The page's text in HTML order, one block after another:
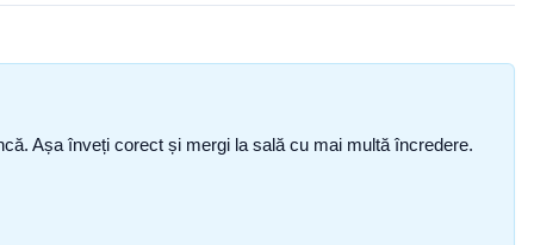
Așa înveți corect și mergi la sală cu mai multă încredere.